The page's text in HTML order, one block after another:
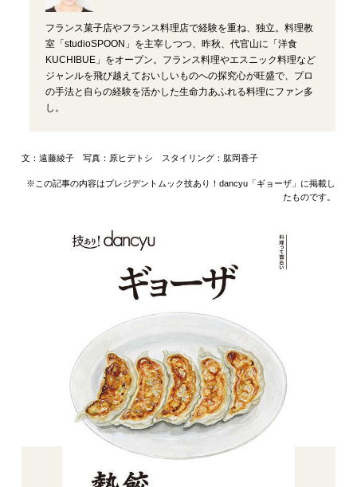
フランス菓子店やフランス料理店で経験を重ね、独立。料理教
室「studioSPOON」を主宰しつつ、昨秋、代官山に「洋食
KUCHIBUE」をオープン。フランス料理やエスニック料理など
ジャンルを飛び越えておいしいものへの探究心が旺盛で、プロ
の手法と自らの経験を活かした生命力あふれる料理にファン多
し。
文：遠藤綾子 写真：原ヒデトシ スタイリング：肱岡香子
※この記事の内容はプレジデントムック技あり！dancyu「ギョーザ」に掲載し
たものです。